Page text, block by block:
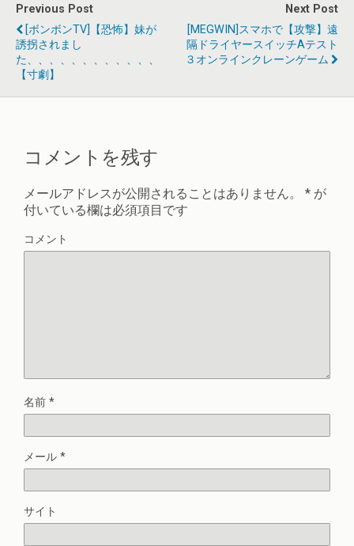
Previous Post
[ボンボンTV]【恐怖】妹が
誘拐されまし
た、、、、、、、、、、、、
【寸劇】
Next Post
[MEGWIN]スマホで【攻撃】遠
隔ドライヤースイッチαテスト
３オンラインクレーンゲーム
コメントを残す
メールアドレスが公開されることはありません。 * が
付いている欄は必須項目です
コメント
名前 *
メール *
サイト